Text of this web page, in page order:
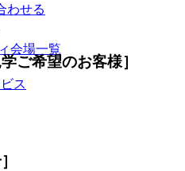
会場一覧
ス
わせる
ご希望のお客様］